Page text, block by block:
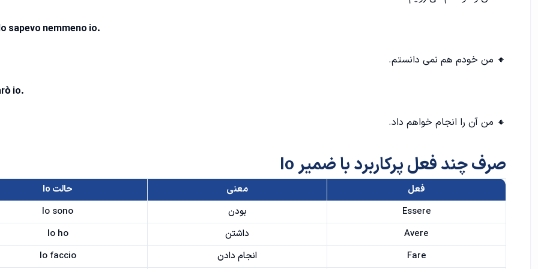
sapevo nemmeno io.
🔸 من خودم هم نمی دانستم.
io.
🔸 من آن را انجام خواهم داد.
صرف چند فعل پرکاربرد با ضمیر Io
فعل معنی
حالت Io
Essere
بودن
Io sono
Avere
داشتن
Io ho
Fare
انجام دادن Io faccio